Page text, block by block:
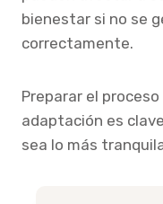
bienestar si no se
correctamente.
Preparar el
adaptación es
sea lo más